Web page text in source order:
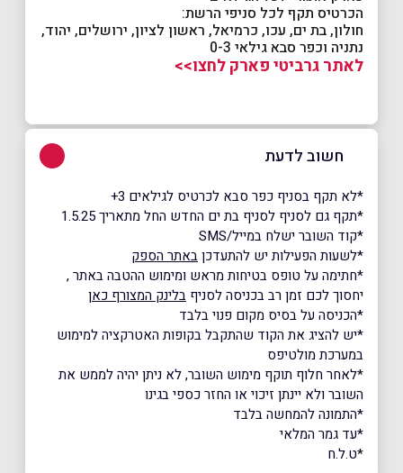
הכרטיס תקף לכל סניפי הרשת:
חולון, בת ים, עכו, כרמיאל, ראשון לציון, ירושלים, יהוד,
נתניה וכפר סבא גילאי 0-3
לאתר גרביטי פארק לחצו>>
חשוב לדעת
*לא תקף בסניף כפר סבא לכרטיס לגילאים 3+
*תקף גם לסניף לסניף בת ים החדש החל מתאריך 1.5.25
*קוד השובר ישלח במייל/SMS
*לשעות הפעילות יש להתעדכןבאתר הספק
*חתימה על טופס בטיחות מראש ומימוש ההטבה באתר ,
יחסוך לכם זמן רב בכניסה לסניף בלינק המצורף כאן
*הכניסה על בסיס מקום פנוי בלבד
*יש להציג את הקוד שהתקבל בקופות האטרקציה למימוש
במערכת מולטיפס
*לאחר חלוף תוקף מימוש השובר, לא ניתן יהיה לממש את
השובר ולא יינתן זיכוי או החזר כספי בגינו
*התמונה להמחשה בלבד
*עד גמר המלאי
*ט.ל.ח